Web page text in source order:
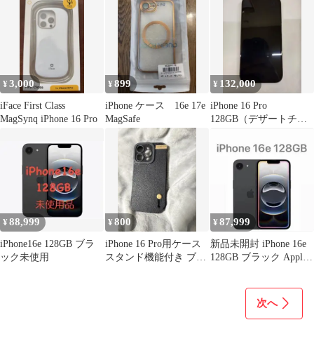
¥3,000
iFace First Class
MagSynq iPhone 16 Pro
¥899
iPhone ケース 16e 17e
MagSafe
¥ 132,000
iPhone 16 Pro
128GB（デザートチタ
¥88,999
iPhone16e 128GB ブラ
ック未使用
¥800
iPhone 16 Pro用ケース
スタンド機能付き ブラ
¥87,999
新品未開封 iPhone 16e
128GB ブラック Apple
次へ